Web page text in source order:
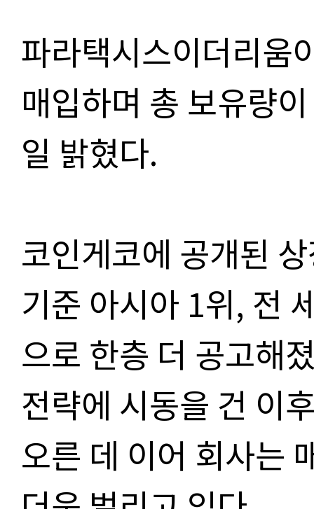
파라택시스이더리움
매입하며 총 보유량
일 밝혔다.
코인게코에 공개된
기준 아시아 1위, 전
으로 한층 더 공고해
전략에 시동을 건 이
오른 데 이어 회사는